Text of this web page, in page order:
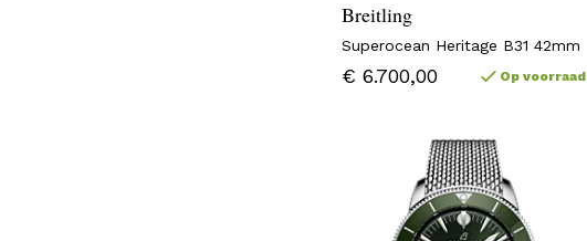
Breitling
Superocean Heritage B31 42mm
€ 6.700,00 Op voorraad